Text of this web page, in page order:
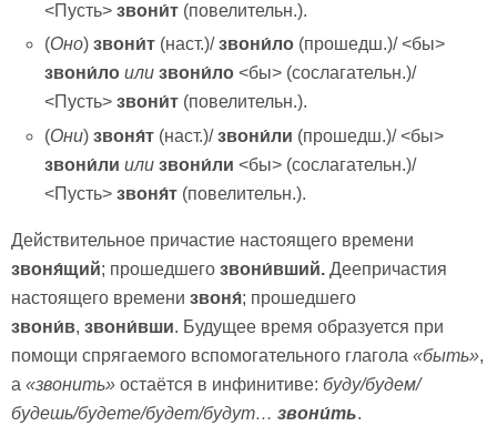
<Пусть>звони́т (повелительн.).
(Оно)звони́т (наст.)/звони́ло (прошедш.)/ <бы>
звони́ло или звони́ло <бы> (сослагательн.)/
<Пусть>звони́т (повелительн.).
(Они)звоня́т (наст.)/звони́ли (прошедш.)/ <бы>
звони́ли или звони́ли <бы> (сослагательн.)/
<Пусть>звоня́т (повелительн.).
Действительное причастие настоящего времени
звоня́щий; прошедшего звони́вший. Деепричастия
настоящего времени звоня́; прошедшего
звони́в, звони́вши. Будущее время образуется при
помощи спрягаемого вспомогательного глагола «быть»,
а «звонить» остаётся в инфинитиве: буду/будем/
будешь/будете/будет/будут… звони́ть.